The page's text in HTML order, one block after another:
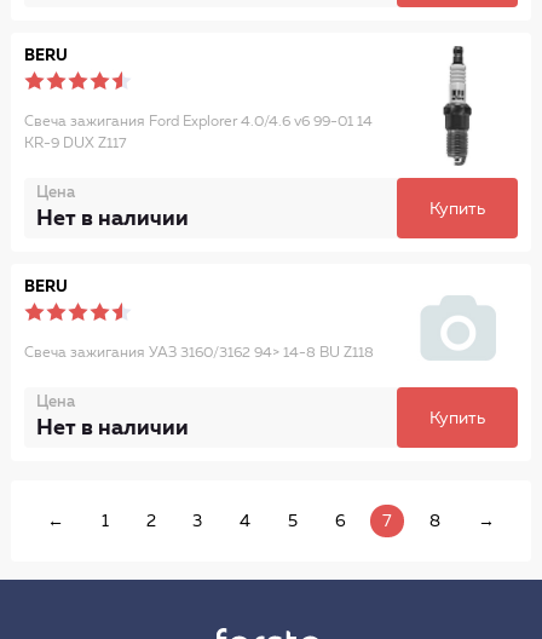
BERU
Свеча зажигания Ford Explorer 4.0/4.6 v6 99-01 14
KR-9 DUX Z117
Цена
Нет в наличии Купить
BERU
Свеча зажигания УАЗ 3160/3162 94> 14-8 BU Z118
Цена
Нет в наличии Купить
← 1 2 3 4 5 6 7 8 →